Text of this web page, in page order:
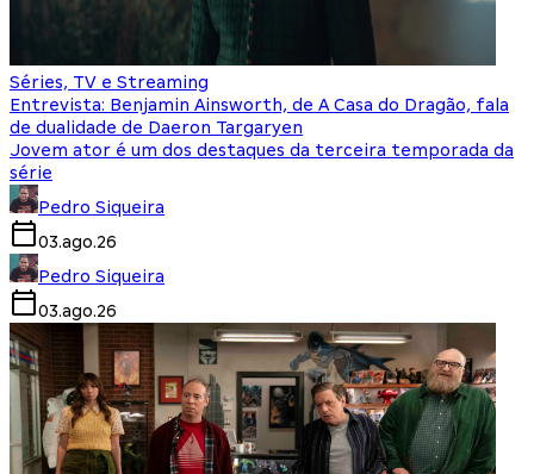
Séries, TV e Streaming
Entrevista: Benjamin Ainsworth, de A Casa do Dragão, fala
de dualidade de Daeron Targaryen
Jovem ator é um dos destaques da terceira temporada da
série
Pedro Siqueira
03.ago.26
Pedro Siqueira
03.ago.26